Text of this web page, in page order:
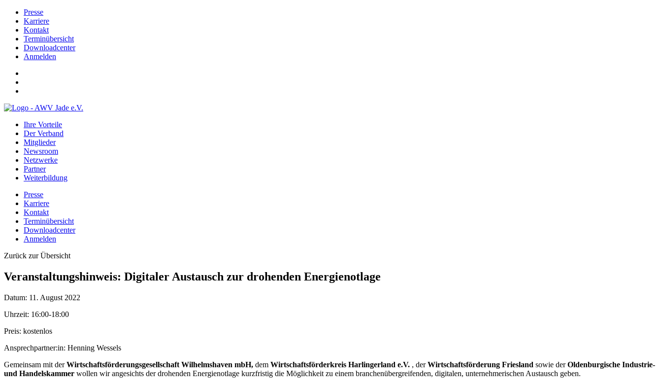
Presse
Karriere
Kontakt
Terminübersicht
Downloadcenter
Anmelden
Ihre Vorteile
Der Verband
Mitglieder
Newsroom
Netzwerke
Partner
Weiterbildung
Presse
Karriere
Kontakt
Terminübersicht
Downloadcenter
Anmelden
Zurück zur Übersicht
Veranstaltungshinweis: Digitaler Austausch zur drohenden Energienotlage
Datum: 11. August 2022
Uhrzeit: 16:00-18:00
Preis: kostenlos
Ansprechpartner:in: Henning Wessels
Gemeinsam mit derWirtschaftsförderungsgesellschaft Wilhelmshaven mbH, dem Wirtschaftsförderkreis Harlingerland e.V. , derWirtschaftsförderung Friesland sowie derOldenburgische Industrie-
und Handelskammer wollen wir angesichts der drohenden Energienotlage kurzfristig die Möglichkeit zu einem branchenübergreifenden, digitalen, unternehmerischen Austausch geben.